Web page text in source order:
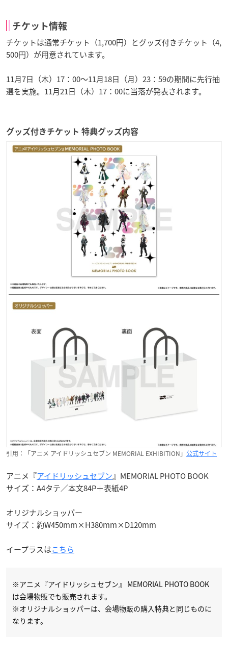
チケット情報
チケットは通常チケット（1,700円）とグッズ付きチケット（4,
500円）が用意されています。
11月7日（木）17：00～11月18日（月）23：59の期間に先行抽
選を実施。11月21日（木）17：00に当落が発表されます。
グッズ付きチケット 特典グッズ内容
引用：「アニメ アイドリッシュセブン MEMORIAL EXHIBITION」 公式サイト
アニメ『アイドリッシュセブン』MEMORIAL PHOTO BOOK
サイズ：A4タテ／本文84P＋表紙4P
オリジナルショッパー
サイズ：約W450mm×H380mm×D120mm
イープラスはこちら
※アニメ『アイドリッシュセブン』 MEMORIAL PHOTO BOOK
は会場物販でも販売されます。
※オリジナルショッパーは、会場物販の購入特典と同じものに
なります。